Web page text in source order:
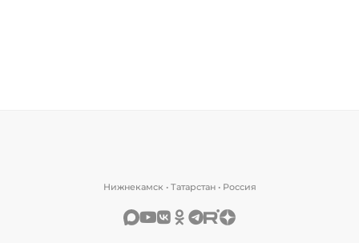
Нижнекамск • Татарстан • Россия